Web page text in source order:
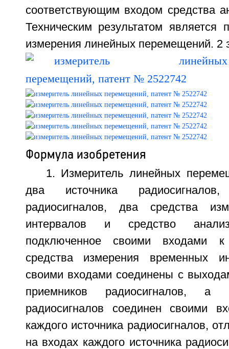
соответствующим входом средства
Техническим результатом является
измерения линейных перемещений. 2
Формула изобретения
1. Измеритель линейных
два источника
радиосигналов, два средства
интервалов и средство
подключенное своими входами
средства измерения временных
своими входами соединены с
приемников радиосигналов, а
радиосигналов соединен своими
каждого источника радиосигналов,
на входах каждого источника